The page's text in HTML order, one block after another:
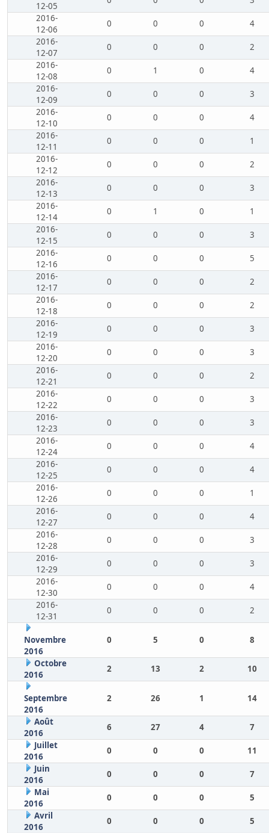
12-05
2016-
12-06
0 0 0
4
2016-
12-07
0 0 0
2
2016-
12-08
0 1 0
4
2016-
12-09
0 0 0
3
2016-
12-10
0 0 0
4
2016-
12-11
0 0 0
1
2016-
12-12
0 0 0
2
2016-
12-13
0 0 0
3
2016-
12-14
0 1 0
1
2016-
12-15
0 0 0
3
2016-
12-16
0 0 0
5
2016-
12-17
0 0 0
2
2016-
12-18
0 0 0
2
2016-
12-19
0 0 0
3
2016-
12-20
0 0 0
3
2016-
12-21
0 0 0
2
2016-
12-22
0 0 0
3
2016-
12-23
0 0 0
3
2016-
12-24
0 0 0
4
2016-
12-25
0 0 0
4
2016-
12-26
0 0 0
1
2016-
12-27
0 0 0
4
2016-
12-28
0 0 0
3
2016-
12-29
0 0 0
3
2016-
12-30
0 0 0
4
2016-
12-31
0 0 0 2
Novembre
2016
0 5 0 8
Octobre
2016
2 13 2 10
Septembre
2016
2 26 1 14
Août
2016
6 27 4
7
Juillet
2016
0 0 0
11
Juin
2016
0 0 0
7
Mai
2016
0 0 0
5
Avril
2016
0 0 0
5